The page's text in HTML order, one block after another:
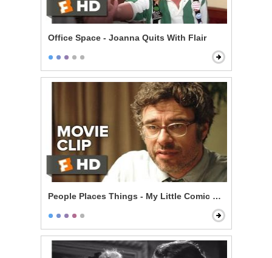
Office Space - Joanna Quits With Flair
People Places Things - My Little Comic Book